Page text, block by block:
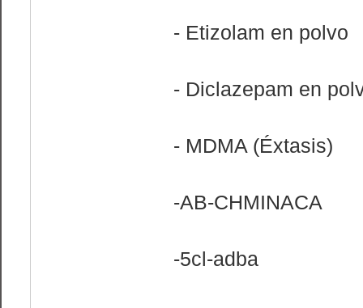
- Etizolam en polvo
- Diclazepam en
- MDMA (Éxtasis)
-AB-CHMINACA
-5cl-adba